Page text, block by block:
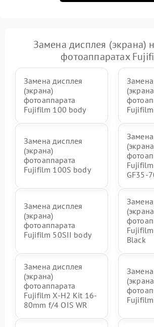
Замена дисплея (экрана)
фотоаппаратах
Замена дисплея
(экрана)
фотоаппарата
Fujifilm 100 body
Замена дисплея
(экрана)
фотоаппарата
Fujifilm 100S body
GF35-
Замена дисплея
(экрана)
фотоаппарата
Fujifilm 50SII body
Black
Замена дисплея
(экрана)
фотоаппарата
Fujifilm X-H2 Kit 16-
80mm f/4 OIS WR